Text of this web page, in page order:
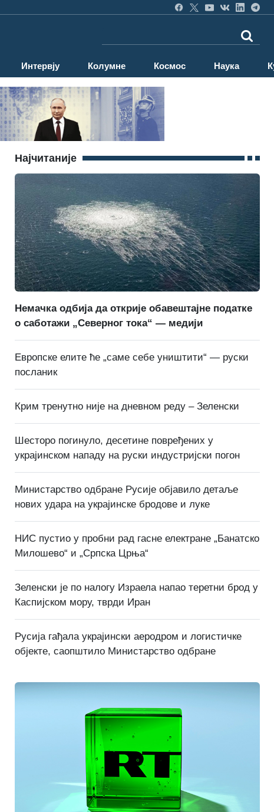
Интервју Колумне Космос Наука
Најчитаније
Немачка одбија да открије обавештајне податке
о саботажи „Северног тока“ — медији
Европске елите ће „саме себе уништити“ — руски
посланик
Крим тренутно није на дневном реду – Зеленски
Шесторо погинуло, десетине повређених у
украјинском нападу на руски индустријски погон
Министарство одбране Русије објавило детаље
нових удара на украјинске бродове и луке
НИС пустио у пробни рад гасне електране „Банатско
Милошево“ и „Српска Црња“
Зеленски је по налогу Израела напао теретни брод у
Каспијском мору, тврди Иран
Русија гађала украјински аеродром и логистичке
објекте, саопштило Министарство одбране